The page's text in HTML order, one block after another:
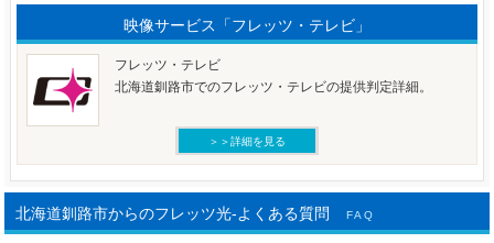
映像サービス「フレッツ・テレビ」
フレッツ・テレビ
北海道釧路市でのフレッツ・テレビの提供判定詳細。
＞＞詳細を見る
北海道釧路市からのフレッツ光-よくある質問 FAQ